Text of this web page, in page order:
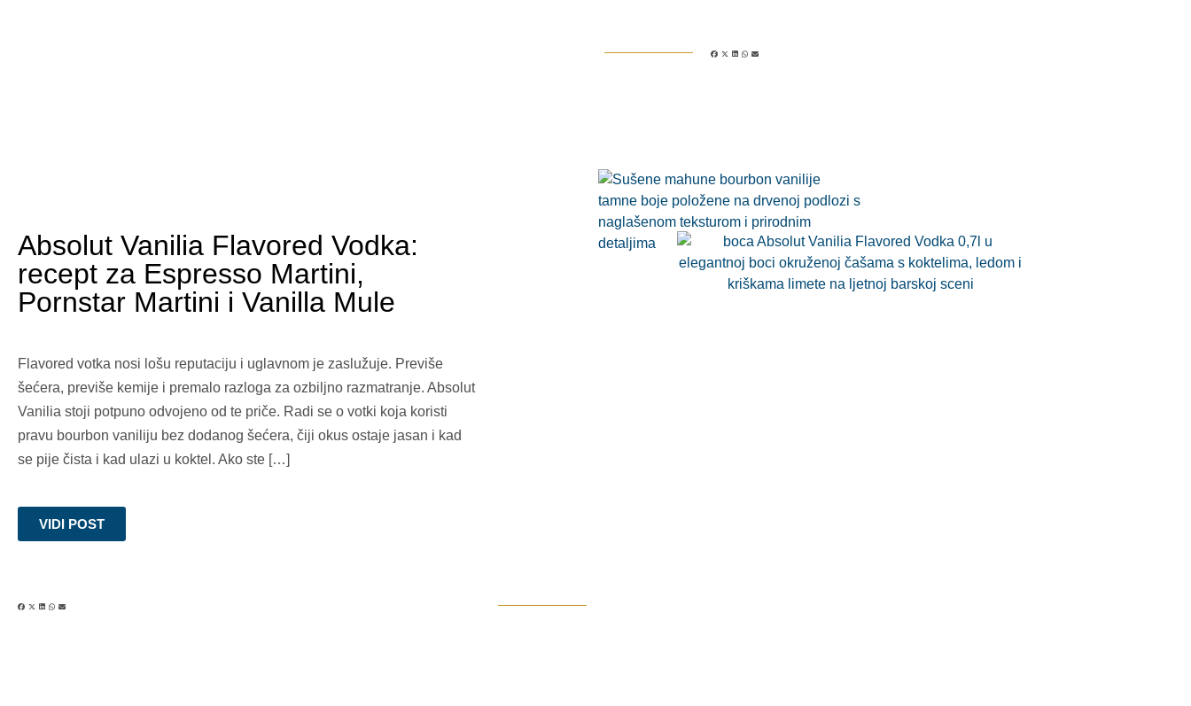
Absolut Vanilia Flavored Vodka:
recept za Espresso Martini,
Pornstar Martini i Vanilla Mule
Flavored votka nosi lošu reputaciju i uglavnom je zaslužuje. Previše
šećera, previše kemije i premalo razloga za ozbiljno razmatranje. Absolut
Vanilia stoji potpuno odvojeno od te priče. Radi se o votki koja koristi
pravu bourbon vaniliju bez dodanog šećera, čiji okus ostaje jasan i kad
se pije čista i kad ulazi u koktel. Ako ste […]
VIDI POST